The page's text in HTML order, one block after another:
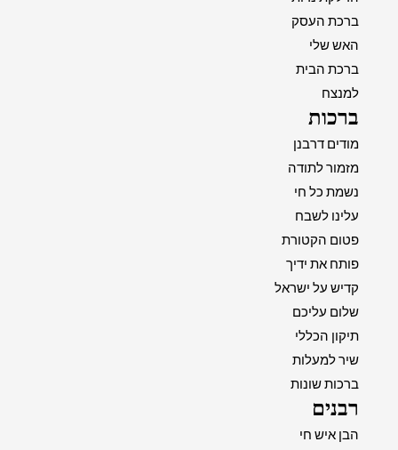
ברכת העסק
האש שלי
ברכת הבית
למנצח
ברכות
מודים דרבנן
מזמור לתודה
נשמת כל חי
עלינו לשבח
פטום הקטורת
פותח את ידיך
קדיש על ישראל
שלום עליכם
תיקון הכללי
שיר למעלות
ברכות שונות
רבנים
הבן איש חי